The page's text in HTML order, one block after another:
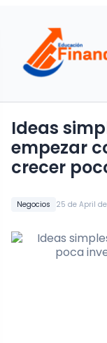
Negocios 25 de April
Ideas
empezar
crecer